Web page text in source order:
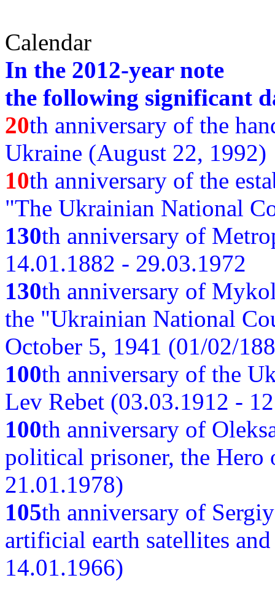
Calendar
In the 2012-year note
the following significant
20th anniversary of the
Ukraine (August 22, 1992)
10th anniversary of the
"The Ukrainian National
130th anniversary of
14.01.1882 - 29.03.1972
130th anniversary of
the "Ukrainian National
October 5, 1941 (01/02/
100th anniversary of the
Lev Rebet (03.03.1912 -
100th anniversary of
political prisoner, the
21.01.1978)
105th anniversary of
artificial earth satellites
14.01.1966)